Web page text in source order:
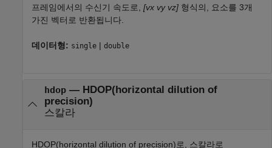
프레임에서의 수신기 속도로, [vx vy vz] 형식의, 요소를 3개
가진 벡터로 반환됩니다.
데이터형: single | double
hdop— HDOP(horizontal dilution of
precision)
스칼라
HDOP(horizontal dilution of precision)로, 스칼라로